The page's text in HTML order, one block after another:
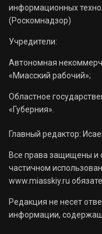
информационных
(Роскомнадзор)
Учредители:
Автономная
«Миасский рабочий»;
Областное
«Губерния».
Главный редактор:
Все права защищены и
частичном
www.miasskiy.ru
Редакция не несет
информации,